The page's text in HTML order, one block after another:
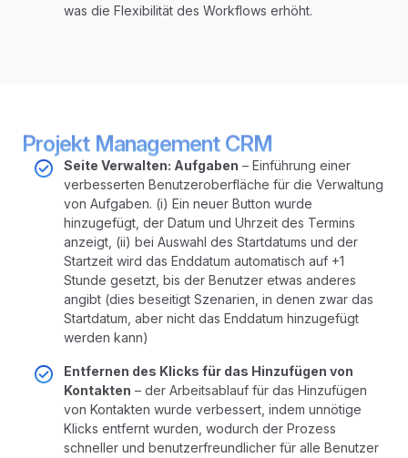
was die Flexibilität des Workflows erhöht.
Projekt Management CRM
Seite Verwalten: Aufgaben – Einführung einer
verbesserten Benutzeroberfläche für die Verwaltung
von Aufgaben. (i) Ein neuer Button wurde
hinzugefügt, der Datum und Uhrzeit des Termins
anzeigt, (ii) bei Auswahl des Startdatums und der
Startzeit wird das Enddatum automatisch auf +1
Stunde gesetzt, bis der Benutzer etwas anderes
angibt (dies beseitigt Szenarien, in denen zwar das
Startdatum, aber nicht das Enddatum hinzugefügt
werden kann)
Entfernen des Klicks für das Hinzufügen von
Kontakten – der Arbeitsablauf für das Hinzufügen
von Kontakten wurde verbessert, indem unnötige
Klicks entfernt wurden, wodurch der Prozess
schneller und benutzerfreundlicher für alle Benutzer